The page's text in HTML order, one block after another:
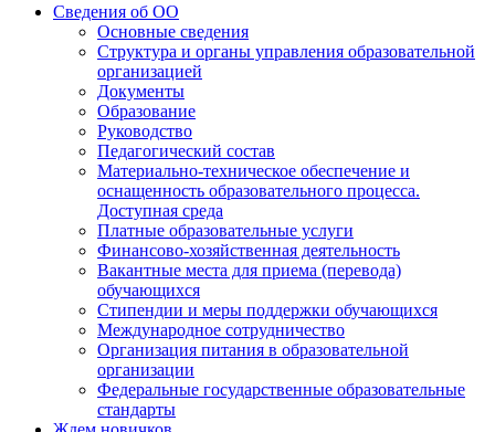
Сведения об ОО
Основные сведения
Структура и органы управления образовательной
организацией
Документы
Образование
Руководство
Педагогический состав
Материально-техническое обеспечение и
оснащенность образовательного процесса.
Доступная среда
Платные образовательные услуги
Финансово-хозяйственная деятельность
Вакантные места для приема (перевода)
обучающихся
Стипендии и меры поддержки обучающихся
Международное сотрудничество
Организация питания в образовательной
организации
Федеральные государственные образовательные
стандарты